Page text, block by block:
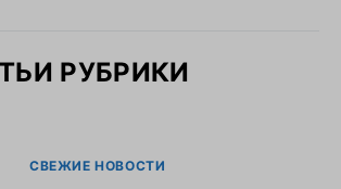
РУБРИКИ
СВЕЖИЕ НОВОСТИ